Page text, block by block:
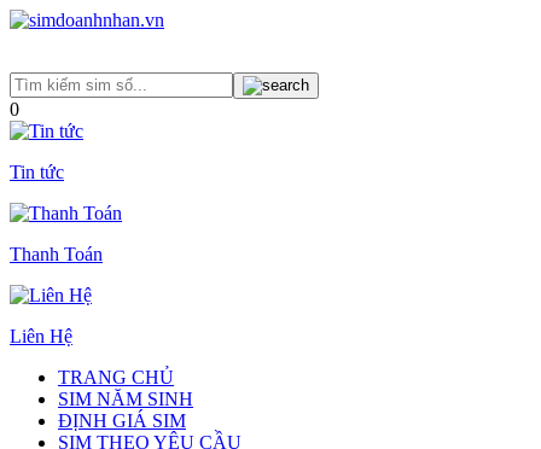
0
Tin tức
Thanh Toán
Liên Hệ
TRANG CHỦ
SIM NĂM SINH
ĐỊNH GIÁ SIM
SIM THEO YÊU CẦU